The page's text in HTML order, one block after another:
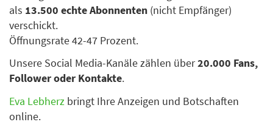
als 13.500 echte Abonnenten (nicht Empfänger)
verschickt.
Öffnungsrate 42-47 Prozent.
Unsere Social Media-Kanäle zählen über20.000 Fans,
Follower oder Kontakte.
Eva Lebherz bringt Ihre Anzeigen und Botschaften
online.